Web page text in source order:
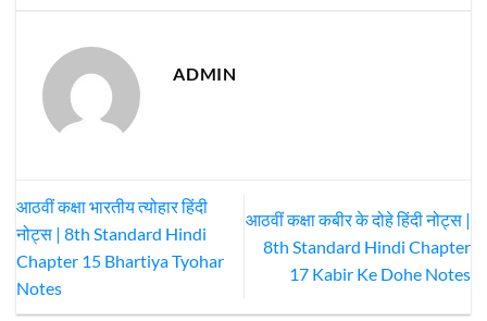
ADMIN
आठवीं कक्षा भारतीय त्योहार हिंदी
नोट्स | 8th Standard Hindi
Chapter 15 Bhartiya Tyohar
Notes
आठवीं कक्षा कबीर के दोहे हिंदी नोट्स |
8th Standard Hindi Chapter
17 Kabir Ke Dohe Notes